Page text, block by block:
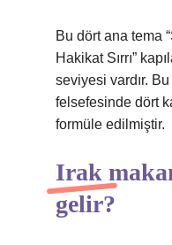
Bu dört ana tema
Hakikat Sırrı”
seviyesi vardır.
felsefesinde dört
formüle edilmiştir.
Irak
gelir?